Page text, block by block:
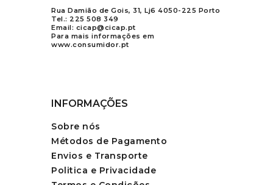
Rua Damião de Gois, 31, Lj6 4050-225 Porto
Tel.: 225 508 349
Email: cicap@cicap.pt
Para mais informações em
www.consumidor.pt
INFORMAÇÕES
Sobre nós
Métodos de Pagamento
Envios e Transporte
Politica e Privacidade